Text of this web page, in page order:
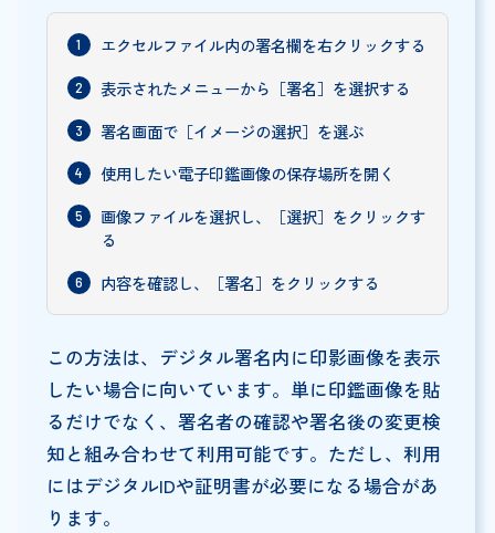
エクセルファイル内の署名欄を右クリックする
表示されたメニューから［署名］を選択する
署名画面で［イメージの選択］を選ぶ
使用したい電子印鑑画像の保存場所を開く
画像ファイルを選択し、［選択］をクリックす
る
内容を確認し、［署名］をクリックする
この方法は、デジタル署名内に印影画像を表示
したい場合に向いています。単に印鑑画像を貼
るだけでなく、署名者の確認や署名後の変更検
知と組み合わせて利用可能です。ただし、利用
にはデジタルIDや証明書が必要になる場合があ
ります。